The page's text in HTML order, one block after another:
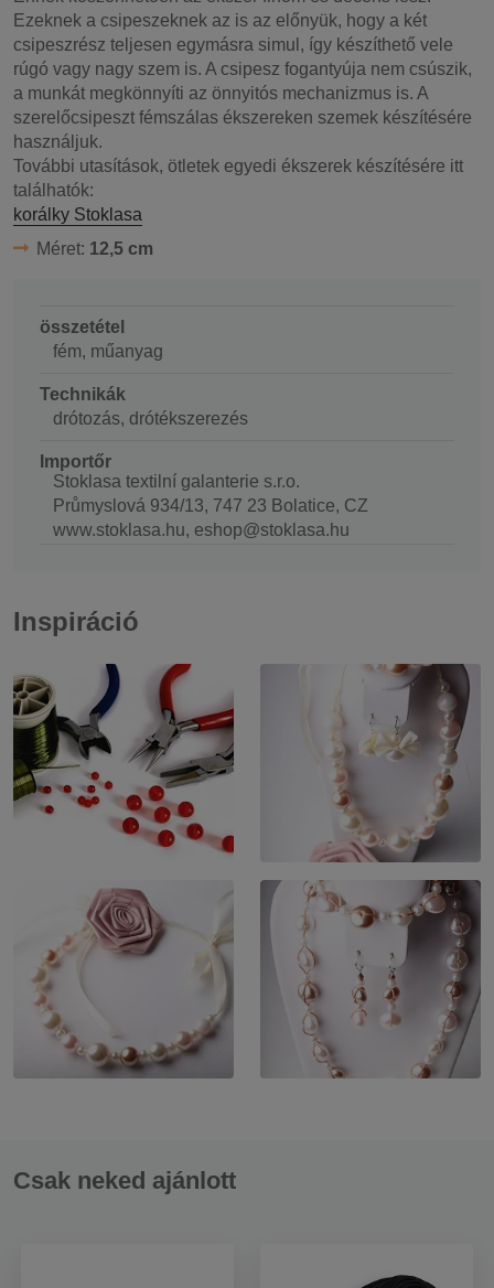
Ezeknek a csipeszeknek az is az előnyük, hogy a két
csipeszrész teljesen egymásra simul, így készíthető vele
rúgó vagy nagy szem is. A csipesz fogantyúja nem csúszik,
a munkát megkönnyíti az önnyitós mechanizmus is. A
szerelőcsipeszt fémszálas ékszereken szemek készítésére
használjuk.
További utasítások, ötletek egyedi ékszerek készítésére itt
találhatók:
korálky Stoklasa
Méret: 12,5 cm
összetétel
fém, műanyag
Technikák
drótozás, drótékszerezés
Importőr
Stoklasa textilní galanterie s.r.o.
Průmyslová 934/13, 747 23 Bolatice, CZ
www.stoklasa.hu, eshop@stoklasa.hu
Inspiráció
Csak neked ajánlott